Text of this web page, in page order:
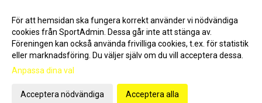
Vad är bra mat? 2023-01-17 19:55
Ny hemsida från 2022-12-30 2022-12-30 15:27
Gå till Webbversion
För att hemsidan ska fungera korrekt använder vi nödvändiga
cookies från SportAdmin. Dessa går inte att stänga av.
Föreningen kan också använda frivilliga cookies, t.ex. för statistik
eller marknadsföring. Du väljer själv om du vill acceptera dessa.
Anpassa dina val
Acceptera nödvändiga Acceptera alla